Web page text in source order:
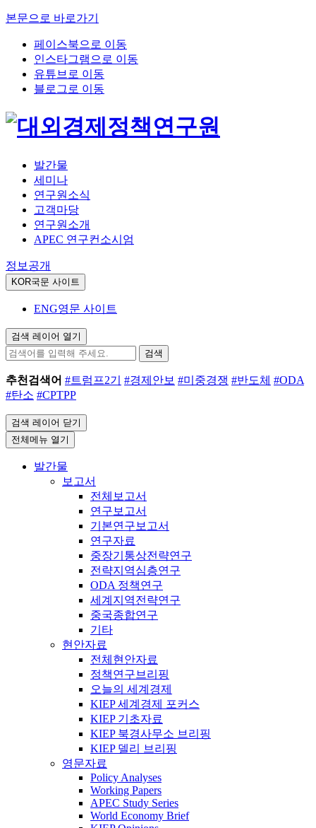
본문으로 바로가기
페이스북으로 이동
인스타그램으로 이동
유튜브로 이동
블로그로 이동
발간물
세미나
연구원소식
고객마당
연구원소개
APEC 연구컨소시엄
정보공개
KOR국문 사이트
ENG영문 사이트
검색 레이어 열기
검색
추천검색어 #트럼프2기 #경제안보 #미중경쟁 #반도체 #ODA
#탄소 #CPTPP
검색 레이어 닫기
전체메뉴 열기
발간물
보고서
전체보고서
연구보고서
기본연구보고서
연구자료
중장기통상전략연구
전략지역심층연구
ODA 정책연구
세계지역전략연구
중국종합연구
기타
현안자료
전체현안자료
정책연구브리핑
오늘의 세계경제
KIEP 세계경제 포커스
KIEP 기초자료
KIEP 북경사무소 브리핑
KIEP 델리 브리핑
영문자료
Policy Analyses
Working Papers
APEC Study Series
World Economy Brief